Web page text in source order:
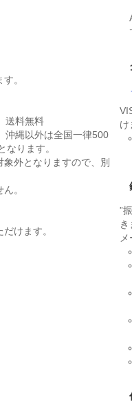
。
送料無料
沖縄以外は全国一律500
なります。
外となりますので、別
。
けます。
け
”